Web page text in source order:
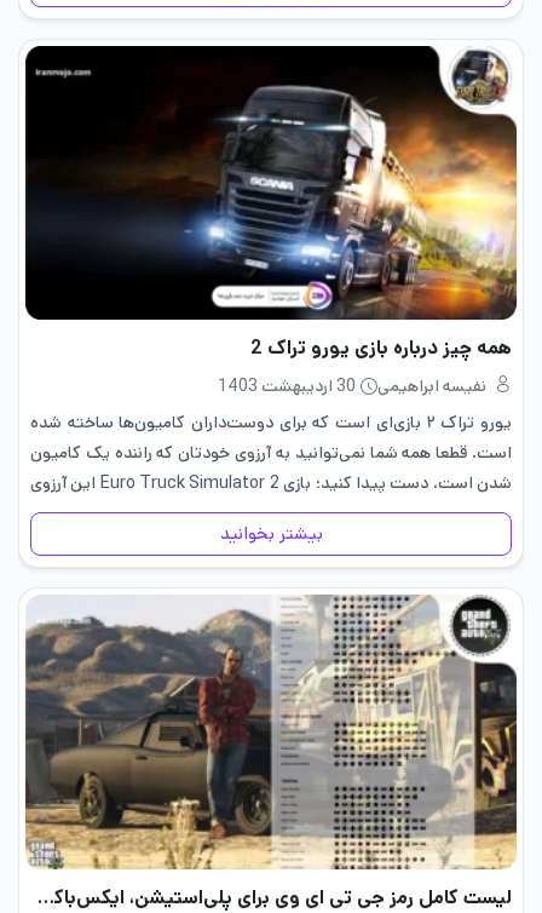
همه چیز درباره بازی یورو تراک 2
نفیسه ابراهیمی
30 اردیبهشت 1403
یورو تراک ۲ بازی‌ای است که برای دوست‌داران کامیون‌ها ساخته شده
است. قطعا همه شما نمی‌توانید به آرزوی خودتان که راننده یک کامیون
شدن است، دست پیدا کنید؛ بازی Euro Truck Simulator 2 این آرزوی
شما را برآورده می‌کند. یورو…
بیشتر بخوانید
لیست کامل رمز جی تی ای وی برای پلی‌استیشن، ایکس‌باکس و PC